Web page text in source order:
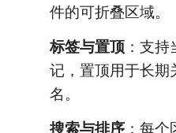
件的可折叠区域。
标签与置顶 ：支
记，置顶用于长期
名。
搜索与排序 ：每